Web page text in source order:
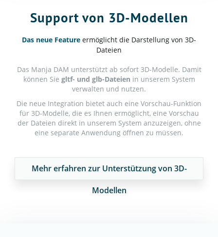
Support von 3D-Modellen
Das neue Feature ermöglicht die Darstellung von 3D-
Dateien
Das Manja DAM unterstützt ab sofort 3D-Modelle. Damit
können Sie gltf- und glb-Dateien in unserem System
verwalten und nutzen.
Die neue Integration bietet auch eine Vorschau-Funktion
für 3D-Modelle, die es Ihnen ermöglicht, eine Vorschau
der Dateien direkt in unserem System anzuzeigen, ohne
eine separate Anwendung öffnen zu müssen.
Mehr erfahren zur Unterstützung von 3D-
Modellen